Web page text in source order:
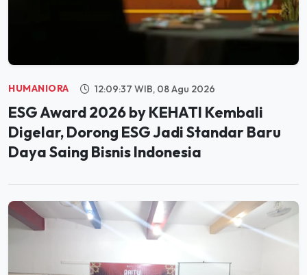
HUMANIORA 12:09:37 WIB, 08 Agu 2026
ESG Award 2026 by KEHATI Kembali
Digelar, Dorong ESG Jadi Standar Baru
Daya Saing Bisnis Indonesia